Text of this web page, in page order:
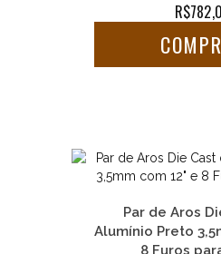
Par de Aros
Alumínio Preto
8 Furos